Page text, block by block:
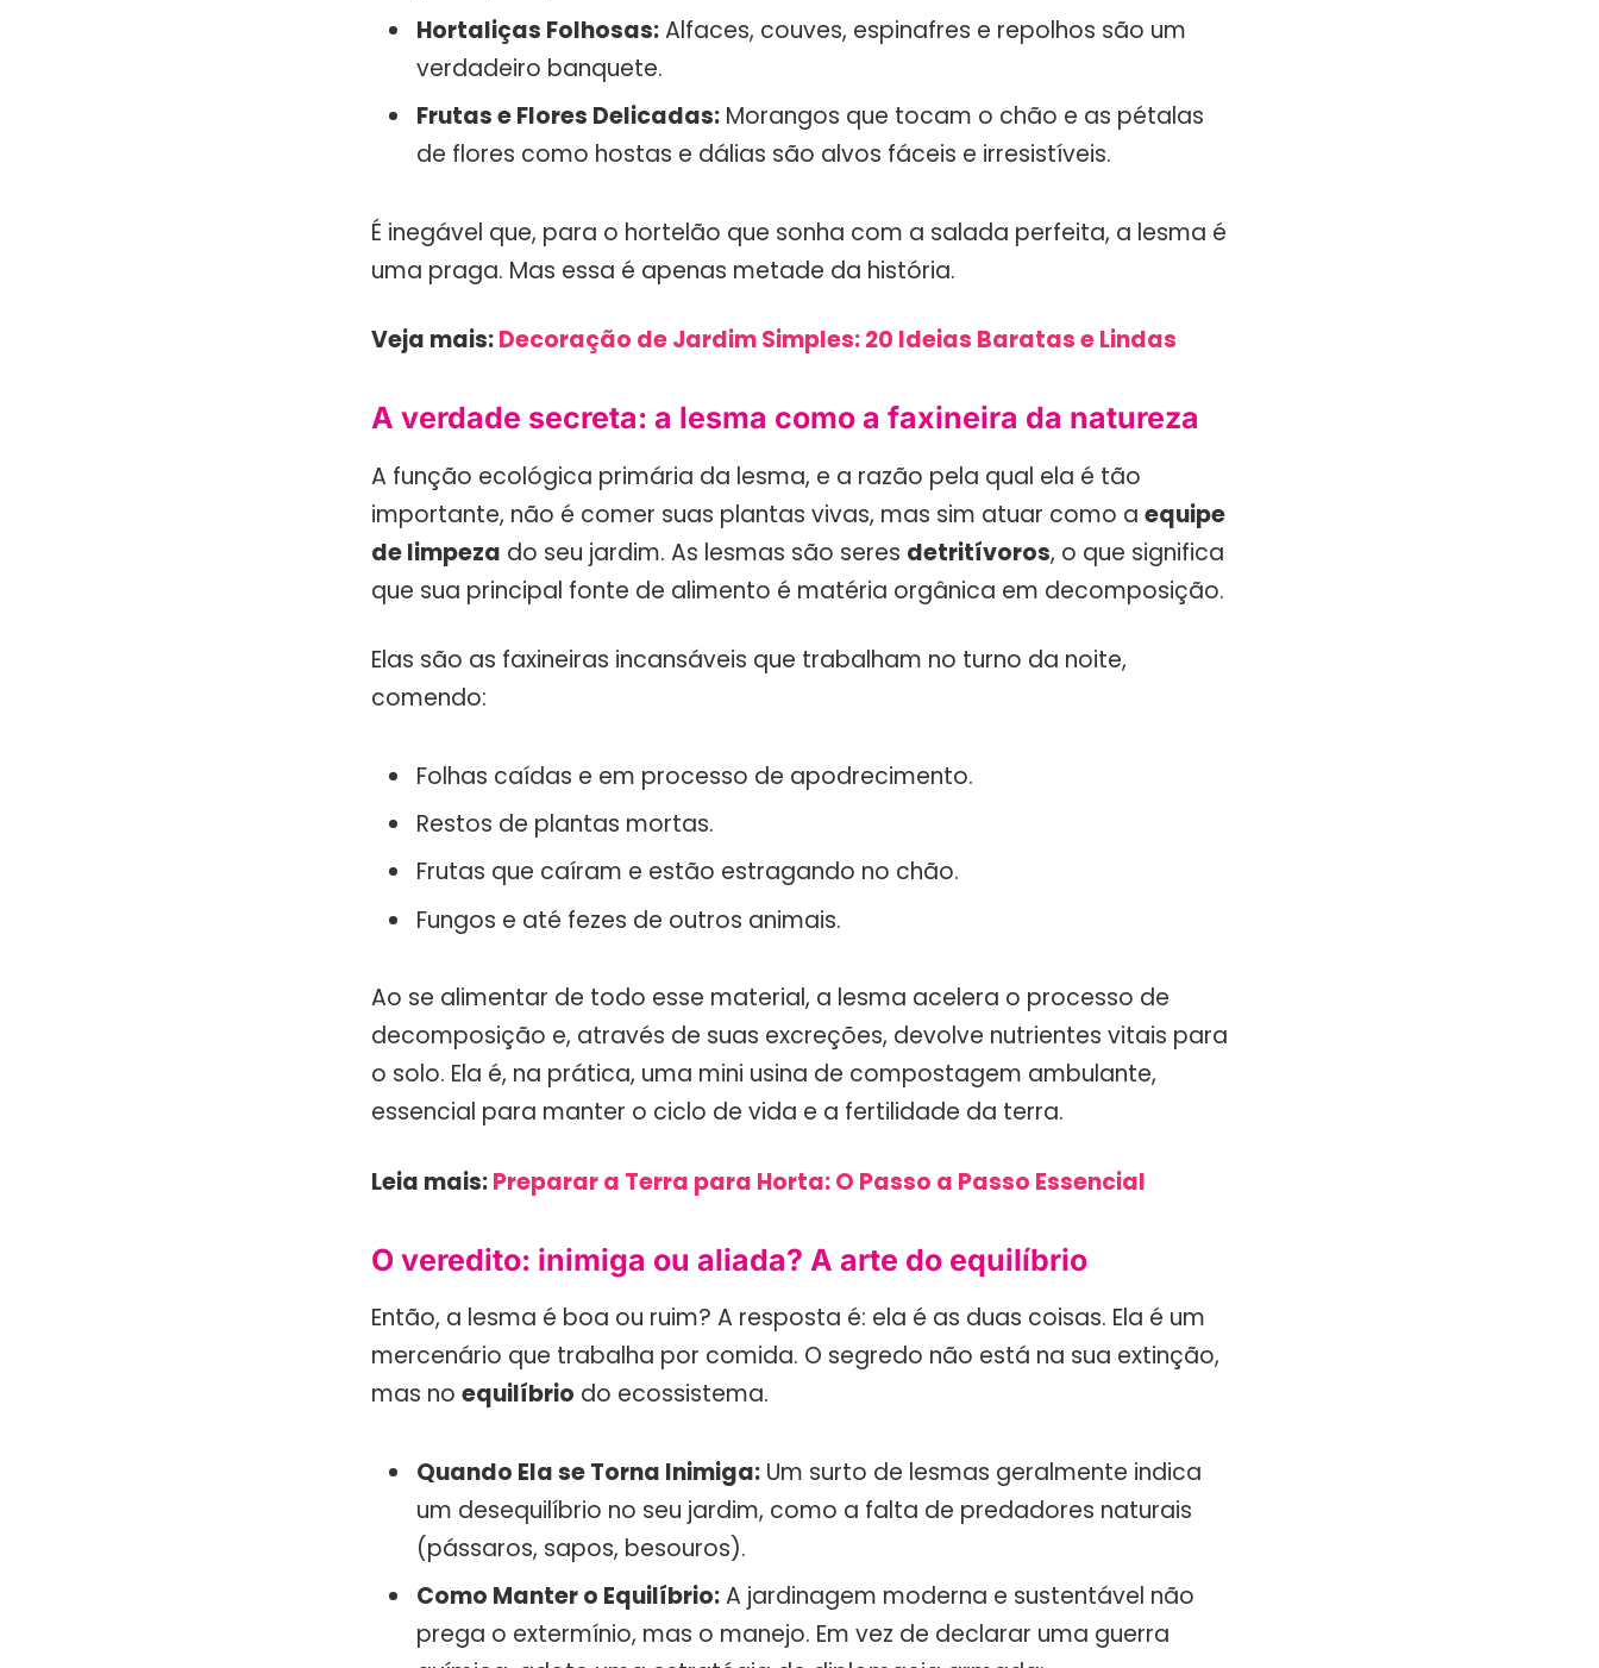
Hortaliças Folhosas:Alfaces, couves, espinafres e repolhos são um
verdadeiro banquete.
Frutas e Flores Delicadas: Morangos que tocam o chão e as pétalas
de flores como hostas e dálias são alvos fáceis e irresistíveis.
É inegável que, para o hortelão que sonha com a salada perfeita, a lesma é
uma praga. Mas essa é apenas metade da história.
Veja mais:Decoração de Jardim Simples: 20 Ideias Baratas e Lindas
A verdade secreta: a lesma como a faxineira da natureza
A função ecológica primária da lesma, e a razão pela qual ela é tão
importante, não é comer suas plantas vivas, mas sim atuar como a equipe
de limpeza do seu jardim. As lesmas são seres detritívoros, o que significa
que sua principal fonte de alimento é matéria orgânica em decomposição.
Elas são as faxineiras incansáveis que trabalham no turno da noite,
comendo:
Folhas caídas e em processo de apodrecimento.
Restos de plantas mortas.
Frutas que caíram e estão estragando no chão.
Fungos e até fezes de outros animais.
Ao se alimentar de todo esse material, a lesma acelera o processo de
decomposição e, através de suas excreções, devolve nutrientes vitais para
o solo. Ela é, na prática, uma mini usina de compostagem ambulante,
essencial para manter o ciclo de vida e a fertilidade da terra.
Leia mais:Preparar a Terra para Horta: O Passo a Passo Essencial
O veredito: inimiga ou aliada? A arte do equilíbrio
Então, a lesma é boa ou ruim? A resposta é: ela é as duas coisas. Ela é um
mercenário que trabalha por comida. O segredo não está na sua extinção,
mas no equilíbrio do ecossistema.
Quando Ela se Torna Inimiga: Um surto de lesmas geralmente indica
um desequilíbrio no seu jardim, como a falta de predadores naturais
(pássaros, sapos, besouros).
Como Manter o Equilíbrio:A jardinagem moderna e sustentável não
prega o extermínio, mas o manejo. Em vez de declarar uma guerra